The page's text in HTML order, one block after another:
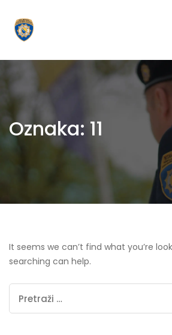
Oznaka: 11
It seems we can’t find what you’re
searching can help.